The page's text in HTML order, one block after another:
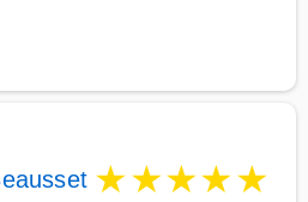
★★★★★